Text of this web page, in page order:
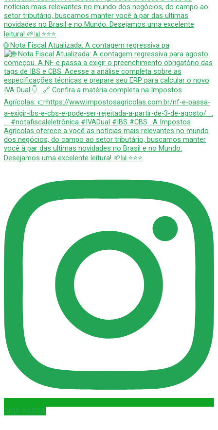
🌐 Nota Fiscal Atualizada: A contagem regressiva pa
SIGA AGORA